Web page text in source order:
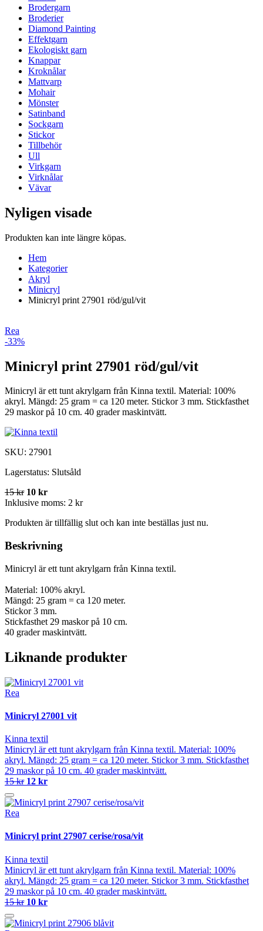
Brodergarn
Broderier
Diamond Painting
Effektgarn
Ekologiskt garn
Knappar
Kroknålar
Mattvarp
Mohair
Mönster
Satinband
Sockgarn
Stickor
Tillbehör
Ull
Virkgarn
Virknålar
Vävar
Nyligen visade
Produkten kan inte längre köpas.
Hem
Kategorier
Akryl
Minicryl
Minicryl print 27901 röd/gul/vit
Rea
-33%
Minicryl print 27901 röd/gul/vit
Minicryl är ett tunt akrylgarn från Kinna textil. Material: 100%
akryl. Mängd: 25 gram = ca 120 meter. Stickor 3 mm. Stickfasthet
29 maskor på 10 cm. 40 grader maskintvätt.
SKU: 27901
Lagerstatus: Slutsåld
15 kr 10 kr
Inklusive moms: 2 kr
Produkten är tillfällig slut och kan inte beställas just nu.
Beskrivning
Minicryl är ett tunt akrylgarn från Kinna textil.
Material: 100% akryl.
Mängd: 25 gram = ca 120 meter.
Stickor 3 mm.
Stickfasthet 29 maskor på 10 cm.
40 grader maskintvätt.
Liknande produkter
Rea
Minicryl 27001 vit
Kinna textil
Minicryl är ett tunt akrylgarn från Kinna textil. Material: 100%
akryl. Mängd: 25 gram = ca 120 meter. Stickor 3 mm. Stickfasthet
29 maskor på 10 cm. 40 grader maskintvätt.
15 kr 12 kr
Rea
Minicryl print 27907 cerise/rosa/vit
Kinna textil
Minicryl är ett tunt akrylgarn från Kinna textil. Material: 100%
akryl. Mängd: 25 gram = ca 120 meter. Stickor 3 mm. Stickfasthet
29 maskor på 10 cm. 40 grader maskintvätt.
15 kr 10 kr